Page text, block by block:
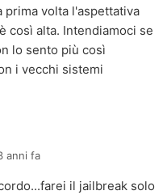
prima volta l'aspettativa
così alta. Intendiamoci se
lo sento più così
i vecchi sistemi
anni fa
il jailbreak solo